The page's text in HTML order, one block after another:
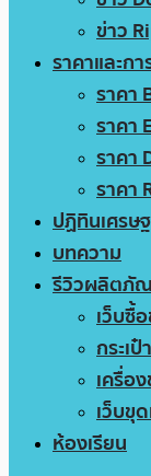
ข่าว
ราคาและกา
ราคา
ราคา
ราคา
ราคา
ปฏิทินเศรษ
บทความ
รีวิวผลิตภั
เว็บซื้
กระเ
เครื่อ
เว็บขุ
ห้องเรียน